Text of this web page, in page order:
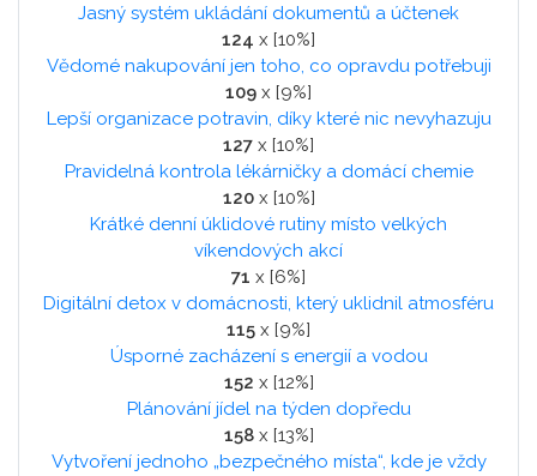
Jasný systém ukládání dokumentů a účtenek
124 x [10%]
Vědomé nakupování jen toho, co opravdu potřebuji
109 x [9%]
Lepší organizace potravin, díky které nic nevyhazuju
127 x [10%]
Pravidelná kontrola lékárničky a domácí chemie
120x [10%]
Krátké denní úklidové rutiny místo velkých
víkendových akcí
71 x [6%]
Digitální detox v domácnosti, který uklidnil atmosféru
115 x [9%]
Úsporné zacházení s energií a vodou
152 x [12%]
Plánování jídel na týden dopředu
158x [13%]
Vytvoření jednoho „bezpečného místa“, kde je vždy